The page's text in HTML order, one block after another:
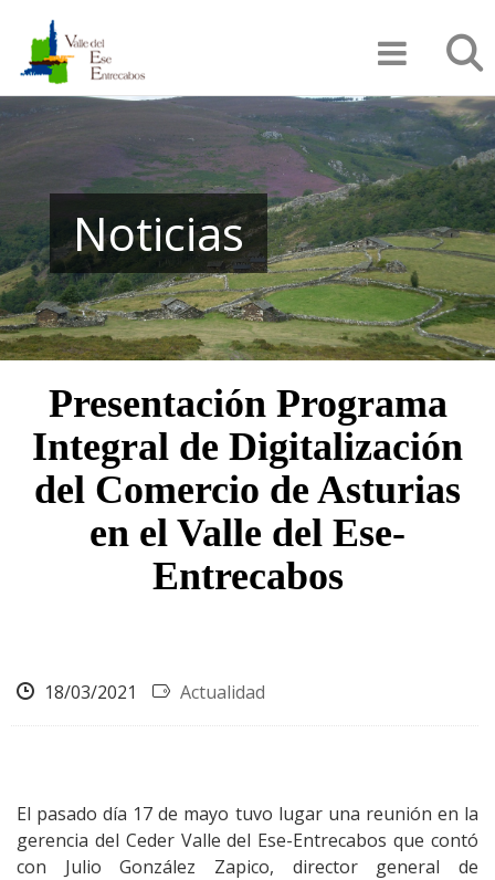
contenido
principal
Noticias
Presentación Programa
Integral de Digitalización
del Comercio de Asturias
en el Valle del Ese-
Entrecabos
18/03/2021 Actualidad
El pasado día 17 de mayo tuvo lugar una reunión en la
gerencia del Ceder Valle del Ese-Entrecabos que contó
con Julio González Zapico, director general de